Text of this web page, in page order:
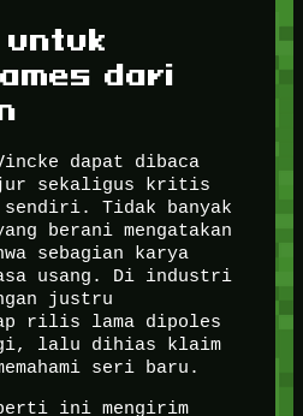
dari
dapat dibaca
sekaligus kritis
Tidak banyak
berani mengatakan
sebagian karya
usang. Di industri
justru
rilis lama dipoles
lalu dihias klaim
seri baru.
ini mengirim